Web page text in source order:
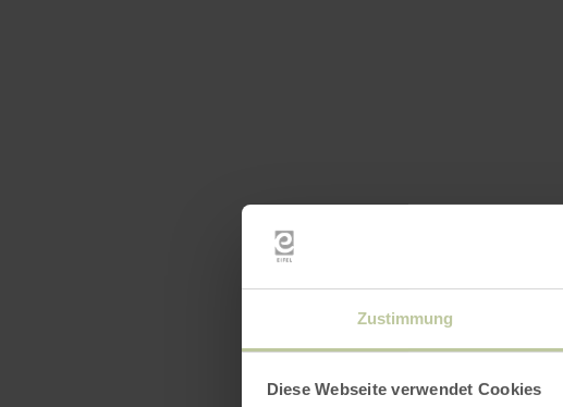
Zustimmung
Diese Webseite verwendet Cookies